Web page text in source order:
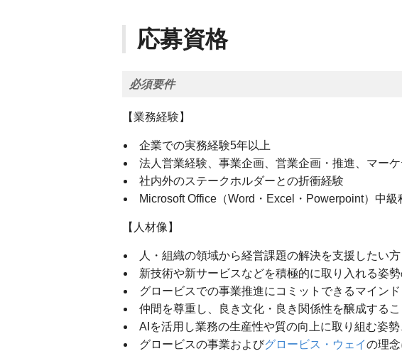
応募資格
必須要件
【業務経験】
企業での実務経験5年以上
法人営業経験、事業企画、営業企画・推進、マー
社内外のステークホルダーとの折衝経験
Microsoft Office（Word・Excel・Powerpoint）中級
【人材像】
人・組織の領域から経営課題の解決を支援したい方
新技術や新サービスなどを積極的に取り入れる姿
グロービスでの事業推進にコミットできるマイン
仲間を尊重し、良き文化・良き関係性を醸成する
AIを活用し業務の生産性や質の向上に取り組む姿
グロービスの事業およびグロービス・ウェイの理